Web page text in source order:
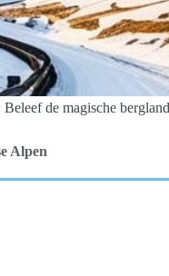
de magische
Alpen